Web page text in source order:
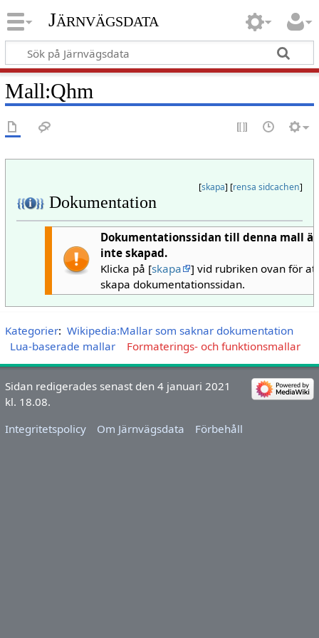
Järnvägsdata
Mall:Qhm
[skapa] [rensa sidcachen]
Dokumentation
Dokumentationssidan till denna mall är
inte skapad.
Klicka på [skapa
] vid rubriken ovan för att
skapa dokumentationssidan.
Kategorier: Wikipedia:Mallar som saknar dokumentation
Lua-baserade mallar
Formaterings- och funktionsmallar
Sidan redigerades senast den 4 januari 2021
kl. 18.08.
Integritetspolicy
Om Järnvägsdata Förbehåll